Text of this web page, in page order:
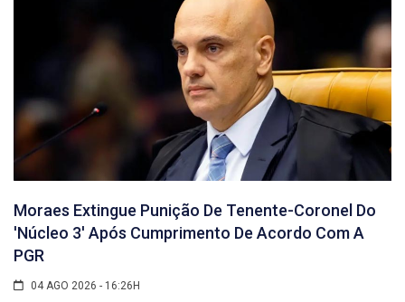
Moraes Extingue Punição De Tenente-Coronel Do
'núcleo 3' Após Cumprimento De Acordo Com A
PGR
04 AGO 2026 - 16:26H